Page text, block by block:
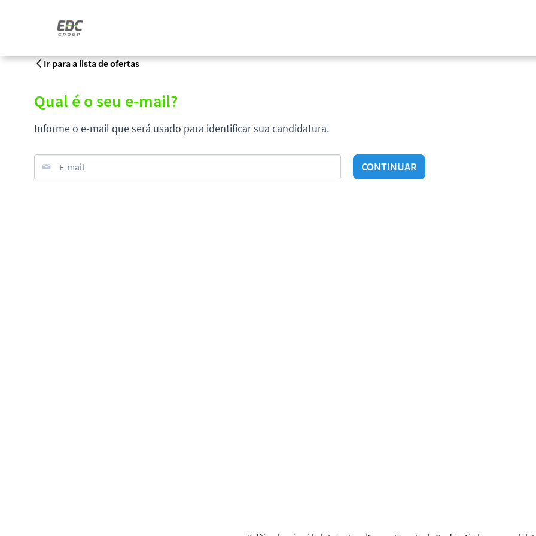
Ir para a lista de ofertas
Qual é o seu e-mail?
Informe o e-mail que será usado para identificar sua candidatura.
E-mail CONTINUAR